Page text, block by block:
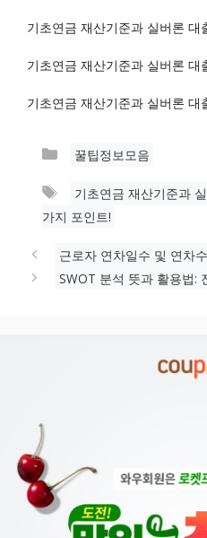
기초연금 재산기준과 실버론
기초연금 재산기준과 실버론
기초연금 재산기준과 실버론
카
고
리
꿀팁정보모음
태
그
기초연금 재산기준과
가지 포인트!
근로자 연차일수 및 연차
SWOT 분석 뜻과 활용법: